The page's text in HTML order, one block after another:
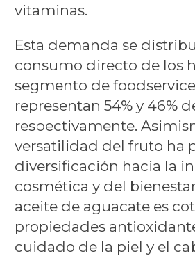
vitaminas.
Esta demanda se
consumo directo de los
segmento de
representan 54% y 46%
respectivamente.
versatilidad del fruto ha
diversificación hacia la
cosmética y del
aceite de aguacate es
propiedades
cuidado de la piel y el